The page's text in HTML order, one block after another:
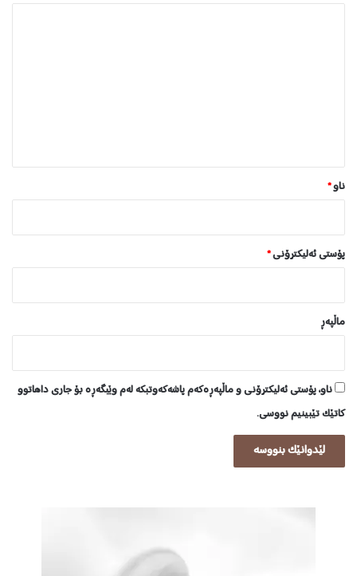
ناو*
پۆستی ئەلیکترۆنی*
ماڵپه‌ڕ
ناو، پۆستی ئەلیکترۆنی و ماڵپەڕەکەم پاشەکەوتبکە لەم وێبگەڕە بۆ جاری داهاتوو
کاتێک تێبینیم نووسی.